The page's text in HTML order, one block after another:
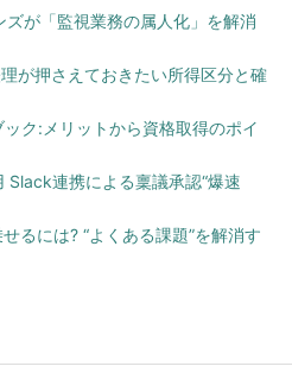
が「監視業務の属人化」を解消
が押さえておきたい所得区分と確
ック:メリットから資格取得のポイ
Slack連携による稟議承認“爆速
るには? “よくある課題”を解消す